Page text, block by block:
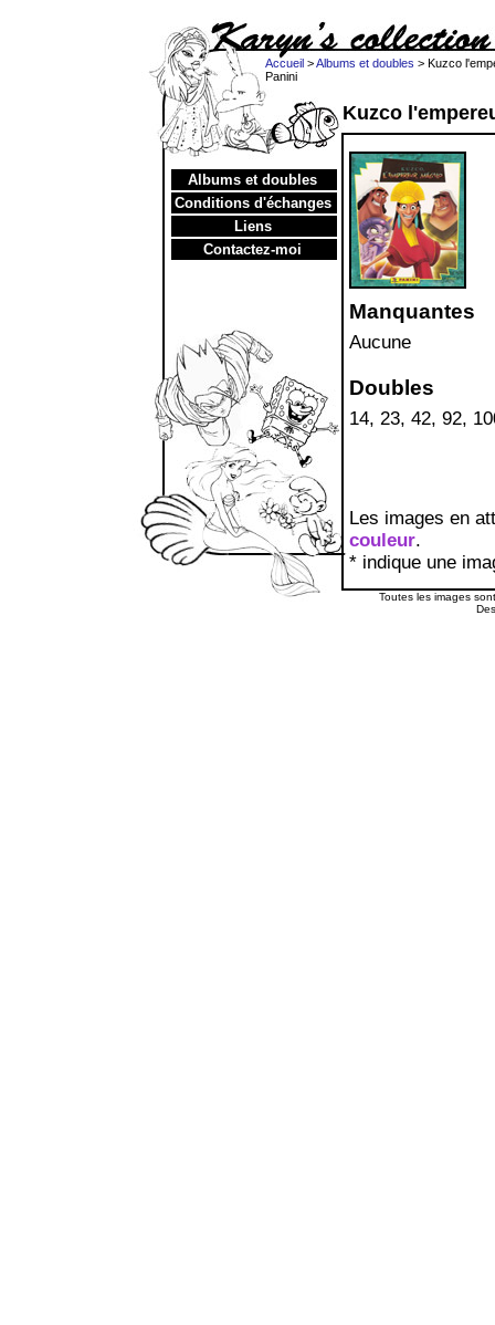
Albums et doubles
Conditions d'échanges
Liens
Contactez-moi
Accueil >Albums et doubles > Kuzco
Panini
Kuzco
Manquantes
Aucune
Doubles
14, 23, 42, 92,
Les images en
couleur.
* indique une
Toutes les images